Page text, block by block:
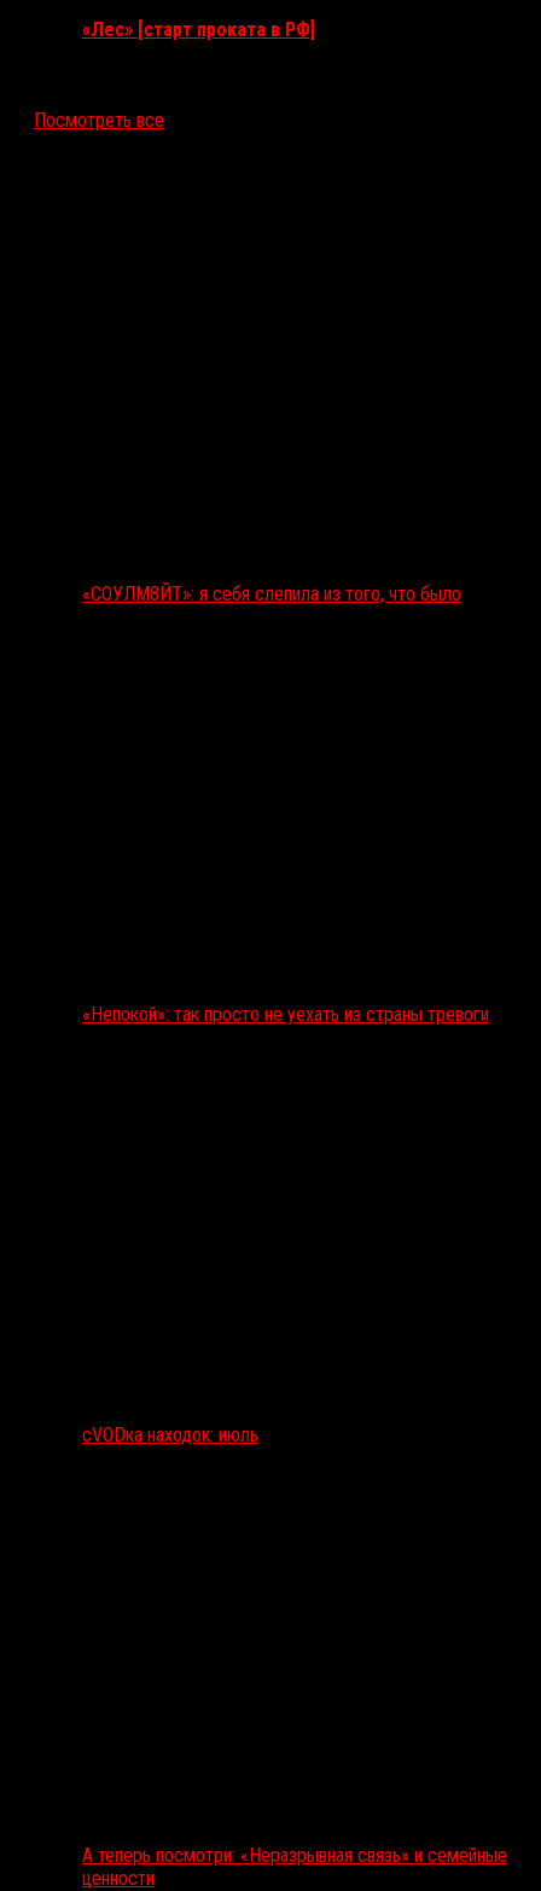
«Лес» [старт проката в РФ]
Посмотреть все
«СОУЛМ8ЙТ»: я себя слепила из того, что было
«Непокой»: так просто не уехать из страны тревоги
сVODка находок: июль
А теперь посмотри: «Неразрывная связь» и семейные
ценности